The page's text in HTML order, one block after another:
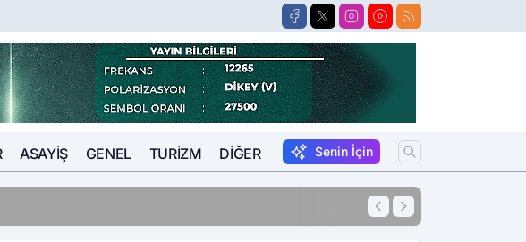
ASAYIŞ GENEL TURIZM DIĞER Senin İçin
10:41